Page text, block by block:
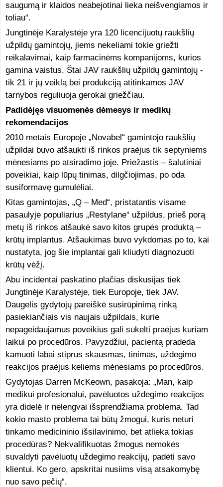
saugumą ir klaidos neabejotinai lieka neišvengiamos ir
toliau“.
Jungtinėje Karalystėje yra 120 licencijuotų raukšlių
užpildų gamintojų, jiems nekeliami tokie griežti
reikalavimai, kaip farmacinėms kompanijoms, kurios
gamina vaistus. Štai JAV raukšlių užpildų gamintojų -
tik 21 ir jų veiklą bei produkciją atitinkamos JAV
tarnybos reguliuoja gerokai griežčiau.
Padidėjęs visuomenės dėmesys ir medikų
rekomendacijos
2010 metais Europoje „Novabel“ gamintojo raukšlių
užpildai buvo atšaukti iš rinkos praėjus tik septyniems
mėnesiams po atsiradimo joje. Priežastis – šalutiniai
poveikiai, kaip lūpų tinimas, dilgčiojimas, po oda
susiformavę gumulėliai.
Kitas gamintojas, „Q – Med“, pristatantis visame
pasaulyje populiarius „Restylane“ užpildus, prieš porą
metų iš rinkos atšaukė savo kitos grupės produktą –
krūtų implantus. Atšaukimas buvo vykdomas po to, kai
nustatyta, jog šie implantai gali kliudyti diagnozuoti
krūtų vėžį.
Abu incidentai paskatino plačias diskusijas tiek
Jungtinėje Karalystėje, tiek Europoje, tiek JAV.
Daugelis gydytojų pareiškė susirūpinimą rinką
pasiekiančiais vis naujais užpildais, kurie
nepageidaujamus poveikius gali sukelti praėjus kuriam
laikui po procedūros. Pavyzdžiui, pacientą pradeda
kamuoti labai stiprus skausmas, tinimas, uždegimo
reakcijos praėjus keliems mėnesiams po procedūros.
Gydytojas Darren McKeown, pasakoja: „Man, kaip
medikui profesionalui, pavėluotos uždegimo reakcijos
yra didelė ir nelengvai išsprendžiama problema. Tad
kokio masto problema tai būtų žmogui, kuris neturi
tinkamo medicininio išsilavinimo, bet atlieka tokias
procedūras? Nekvalifikuotas žmogus nemokės
suvaldyti pavėluotų uždegimo reakcijų, padėti savo
klientui. Ko gero, apskritai nusiims visą atsakomybę
nuo savo pečių“.